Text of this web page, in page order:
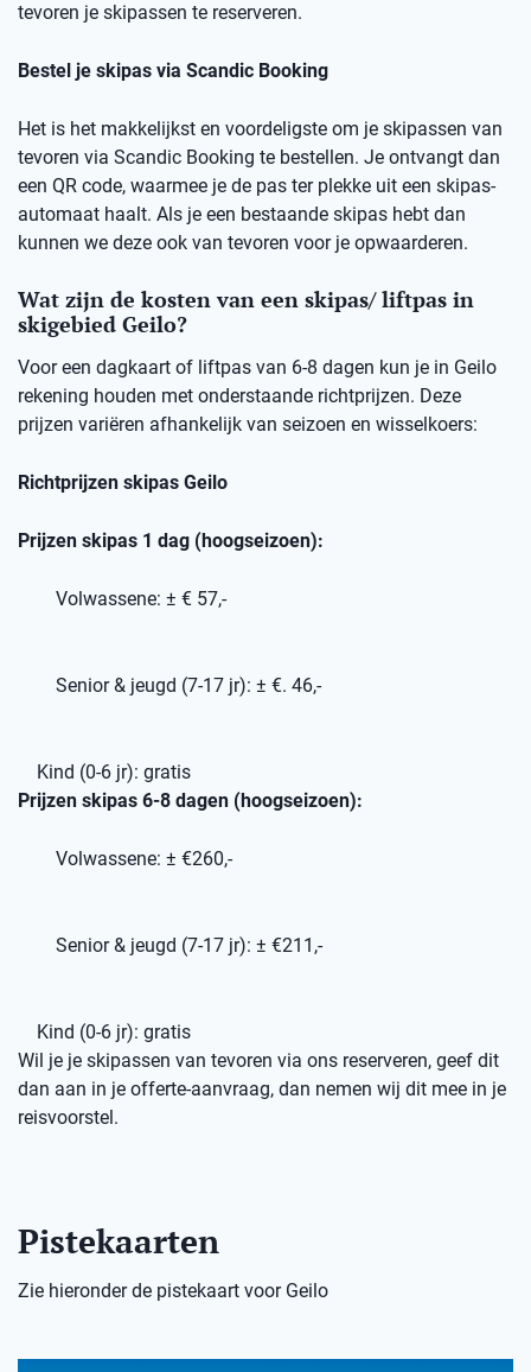
tevoren je skipassen te reserveren.
Bestel je skipas via Scandic Booking
Het is het makkelijkst en voordeligste om je skipassen van
tevoren via Scandic Booking te bestellen. Je ontvangt dan
een QR code, waarmee je de pas ter plekke uit een skipas-
automaat haalt. Als je een bestaande skipas hebt dan
kunnen we deze ook van tevoren voor je opwaarderen.
Wat zijn de kosten van een skipas/ liftpas in
skigebied Geilo?
Voor een dagkaart of liftpas van 6-8 dagen kun je in Geilo
rekening houden met onderstaande richtprijzen. Deze
prijzen variëren afhankelijk van seizoen en wisselkoers:
Richtprijzen skipas Geilo
Prijzen skipas 1 dag (hoogseizoen):
Volwassene: ± € 57,-
Senior & jeugd (7-17 jr): ± €. 46,-
Kind (0-6 jr): gratis
Prijzen skipas 6-8 dagen (hoogseizoen):
Volwassene: ± €260,-
Senior & jeugd (7-17 jr): ± €211,-
Kind (0-6 jr): gratis
Wil je je skipassen van tevoren via ons reserveren, geef dit
dan aan in je offerte-aanvraag, dan nemen wij dit mee in je
reisvoorstel.
Pistekaarten
Zie hieronder de pistekaart voor Geilo